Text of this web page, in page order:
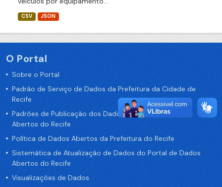
CSV JSON
O Portal
Sobre o Portal
Padrão de Serviço de Dados da Prefeitura da Cidade de
Recife
Padrões de Publicação dos Dados no Portal de Dados
Abertos do Recife
Política de Dados Abertos da Prefeitura do Recife
Sistemática de Atualização de Dados do Portal de Dados
Abertos do Recife
Visualizações de Dados